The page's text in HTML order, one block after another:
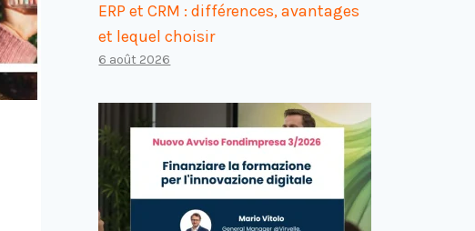
ERP et CRM : différences, avantages
et lequel choisir
6 août 2026